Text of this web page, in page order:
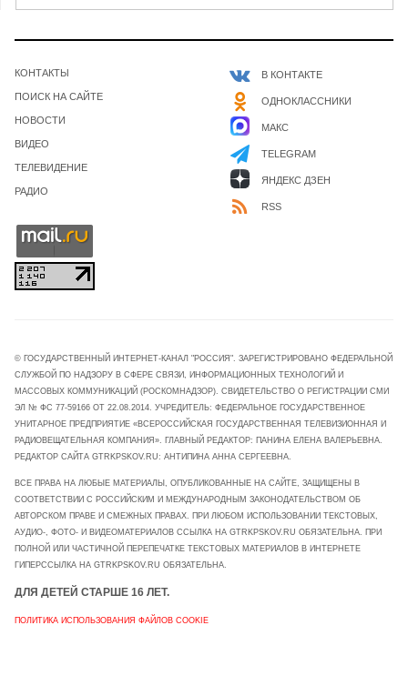
КОНТАКТЫ
ПОИСК НА САЙТЕ
НОВОСТИ
ВИДЕО
ТЕЛЕВИДЕНИЕ
РАДИО
В КОНТАКТЕ
ОДНОКЛАССНИКИ
МАКС
TELEGRAM
ЯНДЕКС ДЗЕН
RSS
© ГОСУДАРСТВЕННЫЙ ИНТЕРНЕТ-КАНАЛ "РОССИЯ". ЗАРЕГИСТРИРОВАНО ФЕДЕРАЛЬНОЙ
СЛУЖБОЙ ПО НАДЗОРУ В СФЕРЕ СВЯЗИ, ИНФОРМАЦИОННЫХ ТЕХНОЛОГИЙ И
МАССОВЫХ КОММУНИКАЦИЙ (РОСКОМНАДЗОР). СВИДЕТЕЛЬСТВО О РЕГИСТРАЦИИ СМИ
ЭЛ № ФС 77-59166 ОТ 22.08.2014. УЧРЕДИТЕЛЬ: ФЕДЕРАЛЬНОЕ ГОСУДАРСТВЕННОЕ
УНИТАРНОЕ ПРЕДПРИЯТИЕ «ВСЕРОССИЙСКАЯ ГОСУДАРСТВЕННАЯ ТЕЛЕВИЗИОННАЯ И
РАДИОВЕЩАТЕЛЬНАЯ КОМПАНИЯ». ГЛАВНЫЙ РЕДАКТОР: ПАНИНА ЕЛЕНА ВАЛЕРЬЕВНА.
РЕДАКТОР САЙТА GTRKPSKOV.RU: АНТИПИНА АННА СЕРГЕЕВНА.
ВСЕ ПРАВА НА ЛЮБЫЕ МАТЕРИАЛЫ, ОПУБЛИКОВАННЫЕ НА САЙТЕ, ЗАЩИЩЕНЫ В
СООТВЕТСТВИИ С РОССИЙСКИМ И МЕЖДУНАРОДНЫМ ЗАКОНОДАТЕЛЬСТВОМ ОБ
АВТОРСКОМ ПРАВЕ И СМЕЖНЫХ ПРАВАХ. ПРИ ЛЮБОМ ИСПОЛЬЗОВАНИИ ТЕКСТОВЫХ,
АУДИО-, ФОТО- И ВИДЕОМАТЕРИАЛОВ ССЫЛКА НА GTRKPSKOV.RU ОБЯЗАТЕЛЬНА. ПРИ
ПОЛНОЙ ИЛИ ЧАСТИЧНОЙ ПЕРЕПЕЧАТКЕ ТЕКСТОВЫХ МАТЕРИАЛОВ В ИНТЕРНЕТЕ
ГИПЕРССЫЛКА НА GTRKPSKOV.RU ОБЯЗАТЕЛЬНА.
ДЛЯ ДЕТЕЙ СТАРШЕ 16 ЛЕТ.
ПОЛИТИКА ИСПОЛЬЗОВАНИЯ ФАЙЛОВ COOKIE